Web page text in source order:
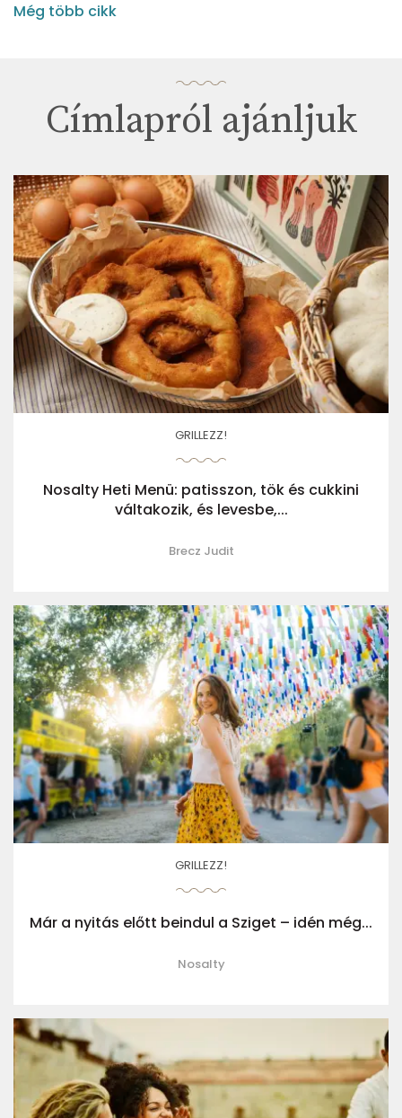
Még több cikk
Címlapról ajánljuk
GRILLEZZ!
Nosalty Heti Menü: patisszon, tök és cukkini
váltakozik, és levesbe,...
Brecz Judit
GRILLEZZ!
Már a nyitás előtt beindul a Sziget – idén még...
Nosalty